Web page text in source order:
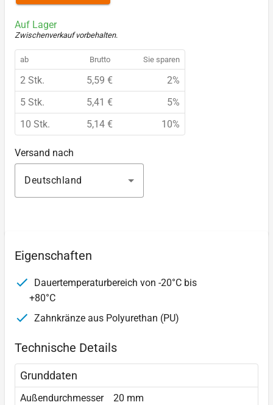
Auf Lager
Zwischenverkauf vorbehalten.
ab Brutto Sie sparen
2 Stk. 5,59 €
2%
5 Stk.
5,41 €
5%
10 Stk.
5,14 € 10%
Versand nach
Deutschland
Eigenschaften
Dauertemperaturbereich von -20°C bis
+80°C
Zahnkränze aus Polyurethan (PU)
Technische Details
Grunddaten
Außendurchmesser
20 mm